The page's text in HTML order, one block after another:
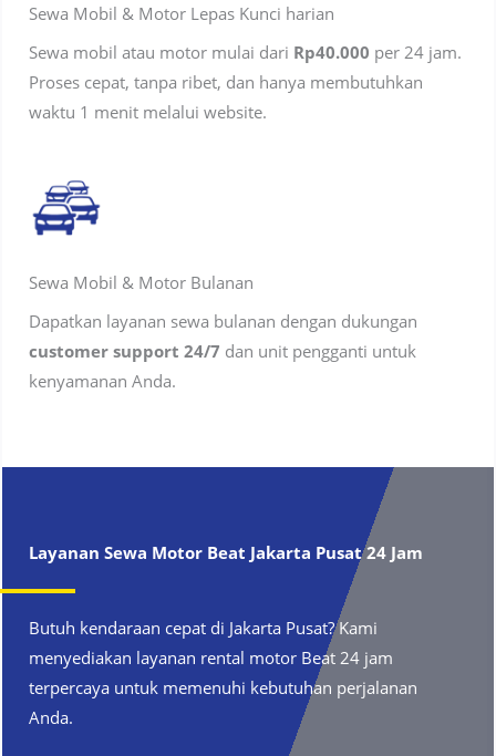
Sewa Mobil & Motor Lepas Kunci harian
Sewa mobil atau motor mulai dari Rp40.000 per 24 jam.
Proses cepat, tanpa ribet, dan hanya membutuhkan
waktu 1 menit melalui website.
Sewa Mobil & Motor Bulanan
Dapatkan layanan sewa bulanan dengan dukungan
customer support 24/7 dan unit pengganti untuk
kenyamanan Anda.
Layanan Sewa Motor Beat Jakarta Pusat24 Jam
Butuh kendaraan cepat di Jakarta Pusat? Kami
menyediakan layanan rental motor Beat 24 jam
terpercaya untuk memenuhi kebutuhan perjalanan
Anda.